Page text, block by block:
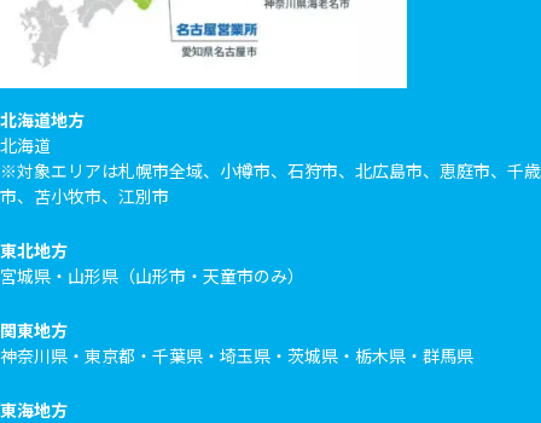
北海道地方
北海道
※対象エリアは札幌市全域、小樽市、石狩市、北広島市、恵庭市、千歳
市、苫小牧市、江別市
東北地方
宮城県・山形県（山形市・天童市のみ）
関東地方
神奈川県・東京都・千葉県・埼玉県・茨城県・栃木県・群馬県
東海地方